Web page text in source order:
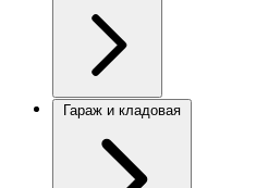
Гараж и кладовая